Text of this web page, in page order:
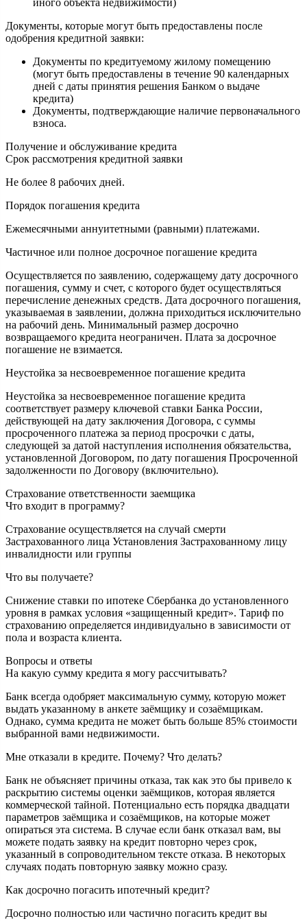
Документы, которые могут быть предоставлены после
одобрения кредитной заявки:
Документы по кредитуемому жилому помещению
(могут быть предоставлены в течение 90 календарных
дней с даты принятия решения Банком о выдаче
кредита)
Документы, подтверждающие наличие первоначального
взноса.
Получение и обслуживание кредита
Срок рассмотрения кредитной заявки
Не более 8 рабочих дней.
Порядок погашения кредита
Ежемесячными аннуитетными (равными) платежами.
Частичное или полное досрочное погашение кредита
Осуществляется по заявлению, содержащему дату досрочного
погашения, сумму и счет, с которого будет осуществляться
перечисление денежных средств. Дата досрочного погашения,
указываемая в заявлении, должна приходиться исключительно
на рабочий день. Минимальный размер досрочно
возвращаемого кредита неограничен. Плата за досрочное
погашение не взимается.
Неустойка за несвоевременное погашение кредита
Неустойка за несвоевременное погашение кредита
соответствует размеру ключевой ставки Банка России,
действующей на дату заключения Договора, с суммы
просроченного платежа за период просрочки с даты,
следующей за датой наступления исполнения обязательства,
установленной Договором, по дату погашения Просроченной
задолженности по Договору (включительно).
Страхование ответственности заемщика
Что входит в программу?
Страхование осуществляется на случай смерти
Застрахованного лица Установления Застрахованному лицу
инвалидности или группы
Что вы получаете?
Снижение ставки по ипотеке Сбербанка до установленного
уровня в рамках условия «защищенный кредит». Тариф по
страхованию определяется индивидуально в зависимости от
пола и возраста клиента.
Вопросы и ответы
На какую сумму кредита я могу рассчитывать?
Банк всегда одобряет максимальную сумму, которую может
выдать указанному в анкете заёмщику и созаёмщикам.
Однако, сумма кредита не может быть больше 85% стоимости
выбранной вами недвижимости.
Мне отказали в кредите. Почему? Что делать?
Банк не объясняет причины отказа, так как это бы привело к
раскрытию системы оценки заёмщиков, которая является
коммерческой тайной. Потенциально есть порядка двадцати
параметров заёмщика и созаёмщиков, на которые может
опираться эта система. В случае если банк отказал вам, вы
можете подать заявку на кредит повторно через срок,
указанный в сопроводительном тексте отказа. В некоторых
случаях подать повторную заявку можно сразу.
Как досрочно погасить ипотечный кредит?
Досрочно полностью или частично погасить кредит вы